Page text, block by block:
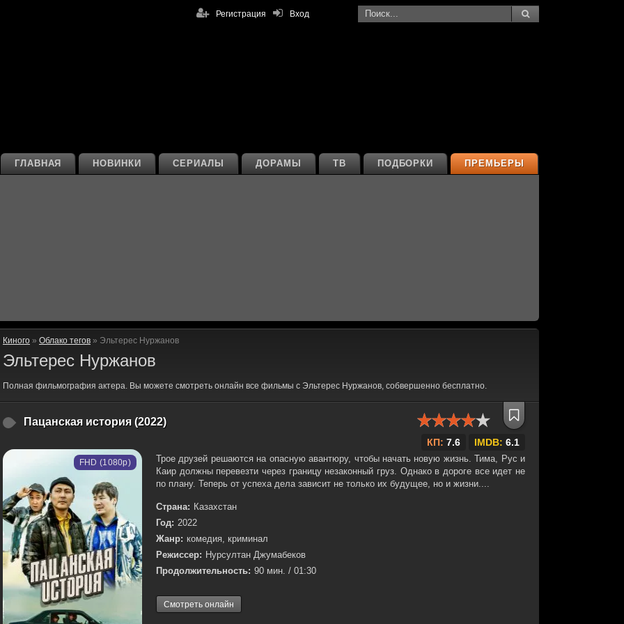
Вход
Регистрация
ПРЕМЬЕРЫ
ПОДБОРКИ
ТВ
ДОРАМЫ
СЕРИАЛЫ
НОВИНКИ
ГЛАВНАЯ
Киного » Облако тегов » Эльтерес Нуржанов
Эльтерес Нуржанов
Полная фильмография актера. Вы можете смотреть онлайн все фильмы с Эльтерес Нуржанов, собвершенно бесплатно.
Пацанская история (2022)
КП: 7.6 IMDB: 6.1
FHD (1080p)
Трое друзей решаются на опасную авантюру, чтобы начать новую жизнь. Тима, Рус и
Каир должны перевезти через границу незаконный груз. Однако в дороге все идет не
по плану. Теперь от успеха дела зависит не только их будущее, но и жизни....
Страна: Казахстан
Год: 2022
Жанр: комедия, криминал
Режиссер: Нурсултан Джумабеков
Продолжительность: 90 мин. / 01:30
Смотреть онлайн